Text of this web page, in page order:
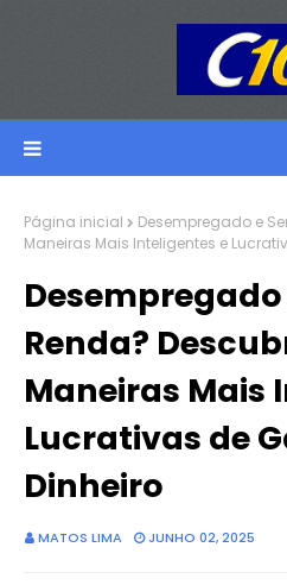
Página inicial
Desempregado e
Maneiras Mais Inteligentes e
Desempregado
Renda?
Maneiras Mais
Lucrativas de
Dinheiro
MATOS LIMA JUNHO 02, 2025